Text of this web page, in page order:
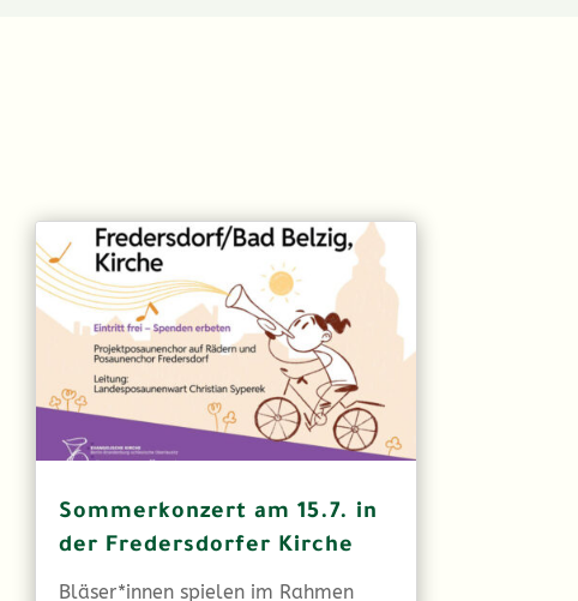
Sommerkonzert am 15.7. in
der Fredersdorfer Kirche
Bläser*innen spielen im Rahmen